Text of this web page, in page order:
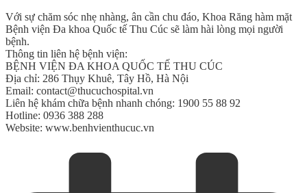
Với sự chăm sóc nhẹ nhàng, ân cần chu đáo, Khoa Răng hàm mặt
Bệnh viện Đa khoa Quốc tế Thu Cúc sẽ làm hài lòng mọi người
bệnh.
Thông tin liên hệ bệnh viện:
BỆNH VIỆN ĐA KHOA QUỐC TẾ THU CÚC
Địa chỉ: 286 Thụy Khuê, Tây Hồ, Hà Nội
Email: contact@thucuchospital.vn
Liên hệ khám chữa bệnh nhanh chóng: 1900 55 88 92
Hotline: 0936 388 288
Website: www.benhvienthucuc.vn